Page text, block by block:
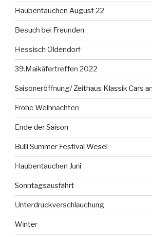
Haubentauchen August 22
Besuch bei Freunden
Hessisch Oldendorf
39.Maikäfertreffen 2022
Saisoneröffnung/ Zeithaus Klassik Cars
Frohe Weihnachten
Ende der Saison
Bulli Summer Festival Wesel
Haubentauchen Juni
Sonntagsausfahrt
Unterdruckverschlauchung
Winter